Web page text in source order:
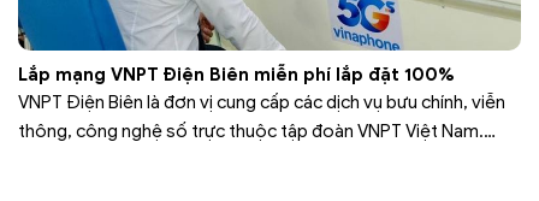
Lắp mạng VNPT Điện Biên miễn phí lắp đặt 100%
VNPT Điện Biên là đơn vị cung cấp các dịch vụ bưu chính, viễn
thông, công nghệ số trực thuộc tập đoàn VNPT Việt Nam.